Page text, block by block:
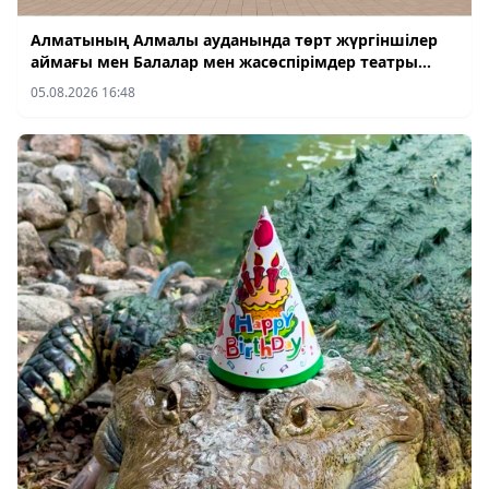
Алматының Наурызбай ауданында жаңа
мектеп-интернат пен үш балабақша салып
Алматы
Алматының Алмалы ауданында төрт жүргіншілер
аймағы мен Балалар мен жасөспірімдер театры
алдындағы сквер көркейтіліп жатыр
05.08.2026 16:48